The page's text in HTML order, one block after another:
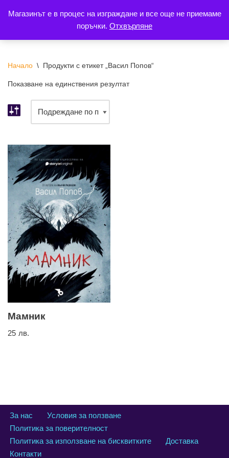
Магазинът е в процес на изграждане и все още не приемаме
поръчки. Отхвърляне
към
Начало \ Продукти с етикет „Васил Попов“
Показване на единствения резултат
Мамник
25 лв.
За нас
Условия за ползване
Политика за поверителност
Политика за използване на бисквитките
Доставка
Контакти